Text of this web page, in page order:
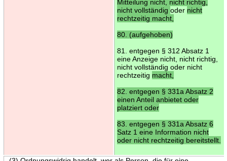
Mitteilung nicht, nicht richtig,
nicht vollständig oder nicht
rechtzeitig macht,
80. (aufgehoben)
81. entgegen § 312 Absatz 1
eine Anzeige nicht, nicht richtig,
nicht vollständig oder nicht
rechtzeitig macht,
82. entgegen § 331a Absatz 2
einen Anteil anbietet oder
platziert oder
83. entgegen § 331a Absatz 6
Satz 1 eine Information nicht
oder nicht rechtzeitig bereitstellt.